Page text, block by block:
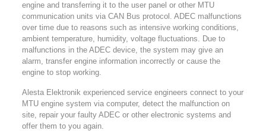
engine and transferring it to the user panel or other MTU
communication units via CAN Bus protocol. ADEC malfunctions
over time due to reasons such as intensive working conditions,
ambient temperature, humidity, voltage fluctuations. Due to
malfunctions in the ADEC device, the system may give an
alarm, transfer engine information incorrectly or cause the
engine to stop working.
Alesta Elektronik experienced service engineers connect to your
MTU engine system via computer, detect the malfunction on
site, repair your faulty ADEC or other electronic systems and
offer them to you again.